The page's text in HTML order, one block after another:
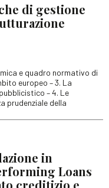
di gestione
e quadro normativo di
europeo – 3. La
– 4. Le
prudenziale della
in
Loans